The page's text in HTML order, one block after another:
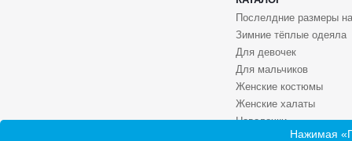
Послелдние размеры
Зимние тёплые одеяла
Для девочек
Для мальчиков
Женские костюмы
Женские халаты
Наволочки
Нажимая